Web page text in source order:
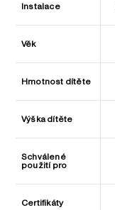
Instalace
Věk
Hmotnost dítěte
Výška dítěte
Schválené
použití pro
Certifikáty